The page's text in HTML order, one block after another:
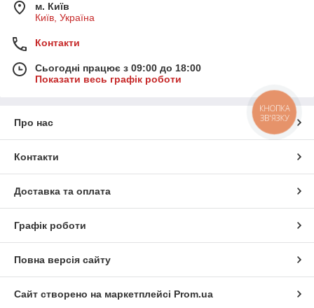
м. Київ
Київ, Україна
Контакти
Сьогодні працює з 09:00 до 18:00
Показати весь графік роботи
Про нас
Контакти
Доставка та оплата
Графік роботи
Повна версія сайту
Сайт створено на маркетплейсі Prom.ua
КНОПКА
ЗВ'ЯЗКУ